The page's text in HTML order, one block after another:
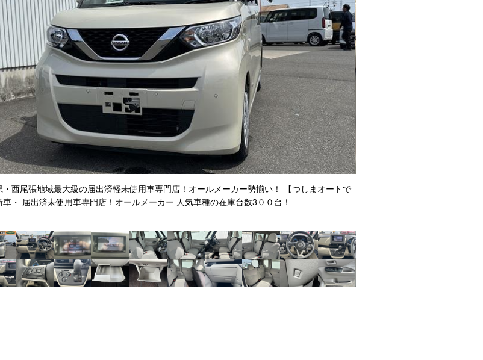
・西尾張地域最大級の届出済軽未使用車専門店！オールメーカー勢揃い！ 【つしまオートで
車・ 届出済未使用車専門店！オールメーカー 人気車種の在庫台数3００台！